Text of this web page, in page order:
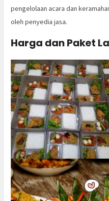
pengelolaan acara dan
oleh penyedia jasa.
Harga dan Paket